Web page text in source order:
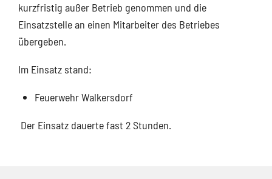
kurzfristig außer Betrieb genommen und die
Einsatzstelle an einen Mitarbeiter des Betriebes
übergeben.
Im Einsatz stand:
Feuerwehr Walkersdorf
Der Einsatz dauerte fast 2 Stunden.